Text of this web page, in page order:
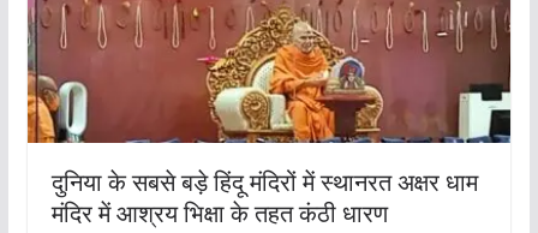
दुनिया के सबसे बड़े हिंदू मंदिरों में स्थानरत अक्षर धाम
मंदिर में आश्रय भिक्षा के तहत कंठी धारण